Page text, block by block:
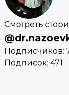
Смотреть
Подписчиков:
Подписок: 471